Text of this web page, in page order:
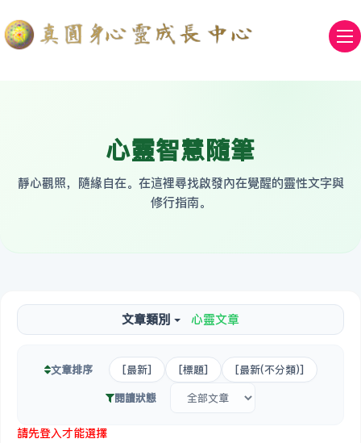
心靈智慧隨筆
靜心觀照，隨緣自在。在這裡尋找啟發內在覺醒的靈性文字與
修行指南。
文章類別 心靈文章
文章排序 [最新] [標題]
[最新(不分類)]
閱讀狀態
請先登入才能選擇